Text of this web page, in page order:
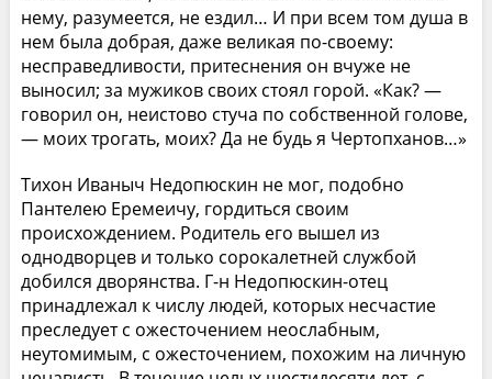
нему, разумеется, не ездил… И при всем том душа в
нем была добрая, даже великая по-своему:
несправедливости, притеснения он вчуже не
выносил; за мужиков своих стоял горой. «Как? —
говорил он, неистово стуча по собственной голове,
— моих трогать, моих? Да не будь я Чертопханов…»
Тихон Иваныч Недопюскин не мог, подобно
Пантелею Еремеичу, гордиться своим
происхождением. Родитель его вышел из
однодворцев и только сорокалетней службой
добился дворянства. Г-н Недопюскин-отец
принадлежал к числу людей, которых несчастие
преследует с ожесточением неослабным,
неутомимым, с ожесточением, похожим на личную